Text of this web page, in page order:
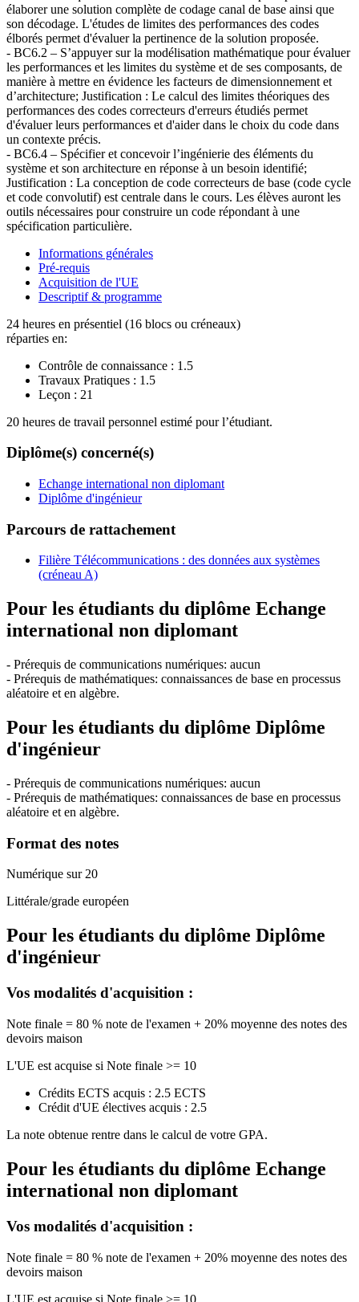
élaborer une solution complète de codage canal de base ainsi que
son décodage. L'études de limites des performances des codes
élborés permet d'évaluer la pertinence de la solution proposée.
- BC6.2 – S’appuyer sur la modélisation mathématique pour évaluer
les performances et les limites du système et de ses composants, de
manière à mettre en évidence les facteurs de dimensionnement et
d’architecture; Justification : Le calcul des limites théoriques des
performances des codes correcteurs d'erreurs étudiés permet
d'évaluer leurs performances et d'aider dans le choix du code dans
un contexte précis.
- BC6.4 – Spécifier et concevoir l’ingénierie des éléments du
système et son architecture en réponse à un besoin identifié;
Justification : La conception de code correcteurs de base (code cycle
et code convolutif) est centrale dans le cours. Les élèves auront les
outils nécessaires pour construire un code répondant à une
spécification particulière.
Informations générales
Pré-requis
Acquisition de l'UE
Descriptif & programme
24 heures en présentiel (16 blocs ou créneaux)
réparties en:
Contrôle de connaissance : 1.5
Travaux Pratiques : 1.5
Leçon : 21
20 heures de travail personnel estimé pour l’étudiant.
Diplôme(s) concerné(s)
Echange international non diplomant
Diplôme d'ingénieur
Parcours de rattachement
Filière Télécommunications : des données aux systèmes
(créneau A)
Pour les étudiants du diplôme Echange
international non diplomant
- Prérequis de communications numériques: aucun
- Prérequis de mathématiques: connaissances de base en processus
aléatoire et en algèbre.
Pour les étudiants du diplôme Diplôme
d'ingénieur
- Prérequis de communications numériques: aucun
- Prérequis de mathématiques: connaissances de base en processus
aléatoire et en algèbre.
Format des notes
Numérique sur 20
Littérale/grade européen
Pour les étudiants du diplôme Diplôme
d'ingénieur
Vos modalités d'acquisition :
Note finale = 80 % note de l'examen + 20% moyenne des notes des
devoirs maison
L'UE est acquise si Note finale >= 10
Crédits ECTS acquis : 2.5 ECTS
Crédit d'UE électives acquis : 2.5
La note obtenue rentre dans le calcul de votre GPA.
Pour les étudiants du diplôme Echange
international non diplomant
Vos modalités d'acquisition :
Note finale = 80 % note de l'examen + 20% moyenne des notes des
devoirs maison
L'UE est acquise si Note finale >= 10